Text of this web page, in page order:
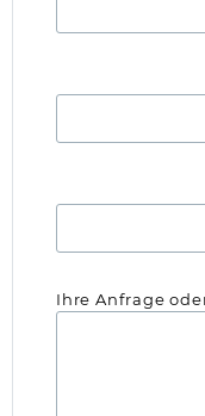
Ihre Anfrage